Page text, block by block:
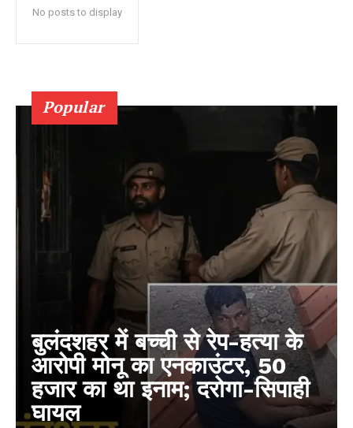
No posts to display
Popular
बुलंदशहर में बच्ची से रेप-हत्या के
आरोपी मोनू का एनकाउंटर, 50
हजार का था इनाम; दरोगा-सिपाही
घायल